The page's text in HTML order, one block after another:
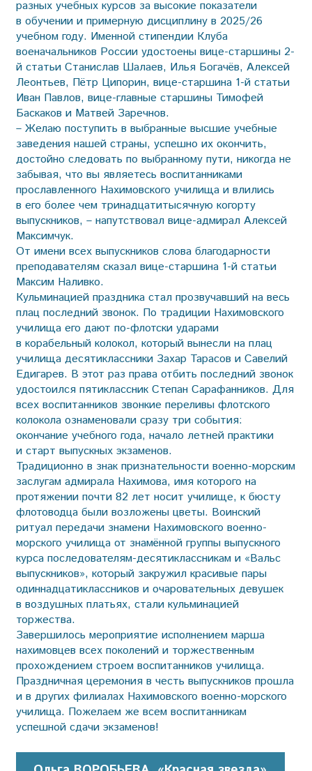
разных учебных курсов за высокие показатели
в обучении и примерную дисциплину в 2025/26
учебном году. Именной стипендии Клуба
военачальников России удостоены вице-старшины 2-
й статьи Станислав Шалаев, Илья Богачёв, Алексей
Леонтьев, Пётр Ципорин, вице-старшина 1-й статьи
Иван Павлов, вице-главные старшины Тимофей
Баскаков и Матвей Заречнов.
– Желаю поступить в выбранные высшие учебные
заведения нашей страны, успешно их окончить,
достойно следовать по выбранному пути, никогда не
забывая, что вы являетесь воспитанниками
прославленного Нахимовского училища и влились
в его более чем тринадцатитысячную когорту
выпускников, – напутствовал вице-адмирал Алексей
Максимчук.
От имени всех выпускников слова благодарности
преподавателям сказал вице-старшина 1-й статьи
Максим Наливко.
Кульминацией праздника стал прозвучавший на весь
плац последний звонок. По традиции Нахимовского
училища его дают по-флотски ударами
в корабельный колокол, который вынесли на плац
училища десятиклассники Захар Тарасов и Савелий
Едигарев. В этот раз права отбить последний звонок
удостоился пятиклассник Степан Сарафанников. Для
всех воспитанников звонкие переливы флотского
колокола ознаменовали сразу три события:
окончание учебного года, начало летней практики
и старт выпускных экзаменов.
Традиционно в знак признательности военно-морским
заслугам адмирала Нахимова, имя которого на
протяжении почти 82 лет носит училище, к бюсту
флотоводца были возложены цветы. Воинский
ритуал передачи знамени Нахимовского военно-
морского училища от знамённой группы выпускного
курса последователям-десятиклассникам и «Вальс
выпускников», который закружил красивые пары
одиннадцатиклассников и очаровательных девушек
в воздушных платьях, стали кульминацией
торжества.
Завершилось мероприятие исполнением марша
нахимовцев всех поколений и торжественным
прохождением строем воспитанников училища.
Праздничная церемония в честь выпускников прошла
и в других филиалах Нахимовского военно-морского
училища. Пожелаем же всем воспитанникам
успешной сдачи экзаменов!